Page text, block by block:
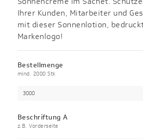
Ihrer Kunden, Mitarbeiter und
mit dieser Sonnenlotion,
Markenlogo!
Bestellmenge
mind. 2000 Stk
Beschriftung A
z.B. Vorderseite